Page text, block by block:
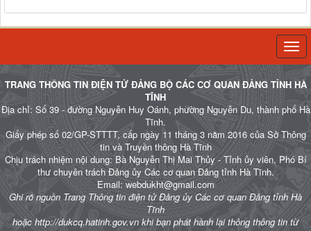
TRANG THÔNG TIN ĐIỆN TỬ ĐẢNG BỘ CÁC CƠ QUAN ĐẢNG TỈNH HÀ
TĨNH
Địa chỉ: Số 39 - đường Nguyễn Huy Oánh, phường Nguyễn Du, thành phố Hà
Tĩnh.
Giấy phép số 02/GP-STTTT, cấp ngày 11 tháng 3 năm 2016 của Sở Thông
tin và Truyền thông Hà Tĩnh
Chịu trách nhiệm nội dung: Bà Nguyễn Thị Mai Thủy - Tỉnh ủy viên, Phó Bí
thư chuyên trách Đảng ủy Các cơ quan Đảng tỉnh Hà Tĩnh.
Email: webdukht@gmail.com
Ghi rõ nguồn Trang Thông tin điện tử Đảng ủy Các cơ quan Đảng tỉnh Hà
Tĩnh
hoặc http://dukcq.hatinh.gov.vn khi bạn phát hành lại thông thông tin từ